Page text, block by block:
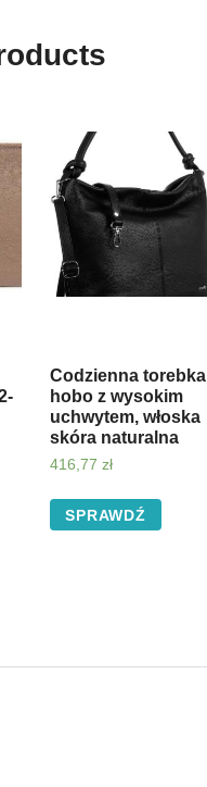
Codzienna torebka
hobo z wysokim
uchwytem, włoska
skóra naturalna
416,77 zł
SPRAWDŹ